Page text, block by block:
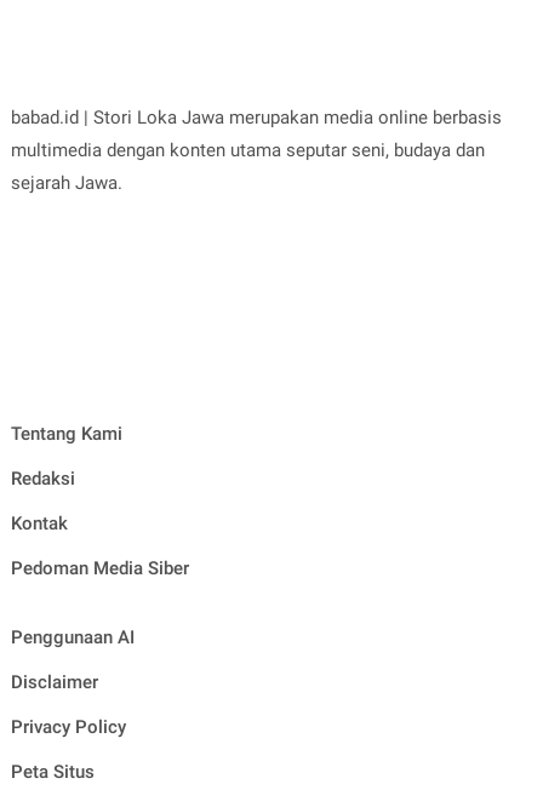
babad.id | Stori Loka Jawa merupakan media online berbasis
multimedia dengan konten utama seputar seni, budaya dan
sejarah Jawa.
Tentang Kami
Redaksi
Kontak
Pedoman Media Siber
Penggunaan AI
Disclaimer
Privacy Policy
Peta Situs